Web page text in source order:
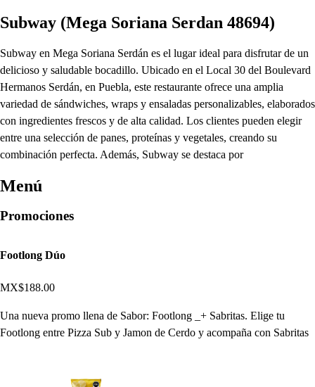
Subway (Mega Soriana Serdan 48694)
Subway en Mega Soriana Serdán es el lugar ideal para disfrutar de un
delicioso y saludable bocadillo. Ubicado en el Local 30 del Boulevard
Hermanos Serdán, en Puebla, este restaurante ofrece una amplia
variedad de sándwiches, wraps y ensaladas personalizables, elaborados
con ingredientes frescos y de alta calidad. Los clientes pueden elegir
entre una selección de panes, proteínas y vegetales, creando su
combinación perfecta. Además, Subway se destaca por
Menú
Promociones
Footlong Dúo
MX$188.00
Una nueva promo llena de Sabor: Footlong _+ Sabritas. Elige tu
Footlong entre Pizza Sub y Jamon de Cerdo y acompaña con Sabritas